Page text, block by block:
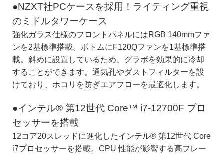
●NZXT社PCケースを採用！ライティング重視
のミドルタワーケース
強化ガラス仕様のフロントパネルにはRGB 140mmファ
ンを2基標準搭載。ボトムにF120Qファンを1基標準搭
載。斜めに設置しているため、グラボを効果的に冷却
することができます。通気孔やダストフィルターを設
けており、ホコリを防ぎエアフローを最適化します。
●インテル® 第12世代 Core™ i7-12700F プロ
セッサーを搭載
12コア20スレッドに進化したインテル® 第12世代 Core
i7プロセッサーを搭載。CPU 性能が影響する高フレー